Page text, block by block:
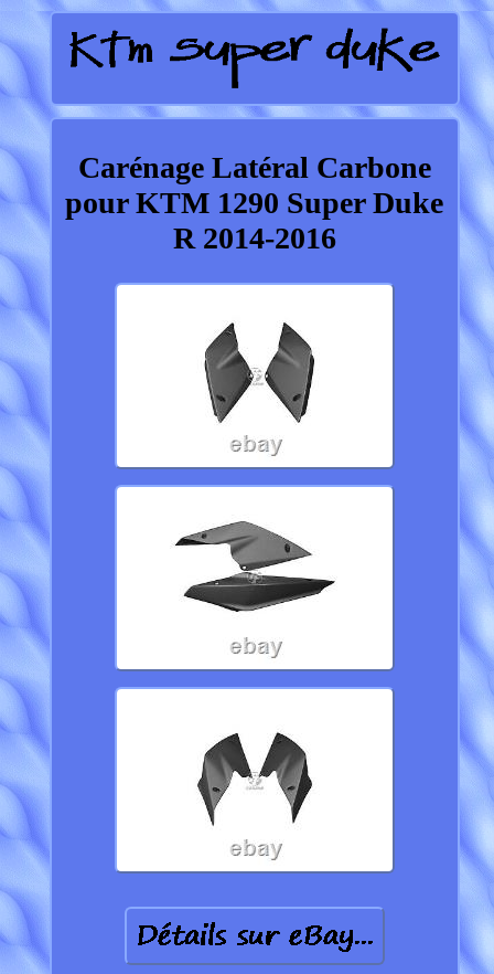
Carénage Latéral Carbone
pour KTM 1290 Super Duke
R 2014-2016